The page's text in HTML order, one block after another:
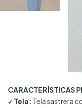
CARACTERÍSTICAS
✔ Tela: Tela sastrera